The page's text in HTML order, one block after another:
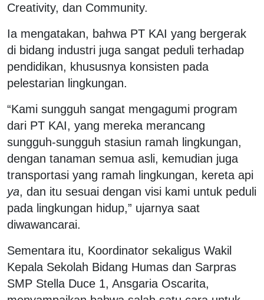
Creativity, dan Community.
Ia mengatakan, bahwa PT KAI yang bergerak
di bidang industri juga sangat peduli terhadap
pendidikan, khususnya konsisten pada
pelestarian lingkungan.
“Kami sungguh sangat mengagumi program
dari PT KAI, yang mereka merancang
sungguh-sungguh stasiun ramah lingkungan,
dengan tanaman semua asli, kemudian juga
transportasi yang ramah lingkungan, kereta api
ya, dan itu sesuai dengan visi kami untuk peduli
pada lingkungan hidup,” ujarnya saat
diwawancarai.
Sementara itu, Koordinator sekaligus Wakil
Kepala Sekolah Bidang Humas dan Sarpras
SMP Stella Duce 1, Ansgaria Oscarita,